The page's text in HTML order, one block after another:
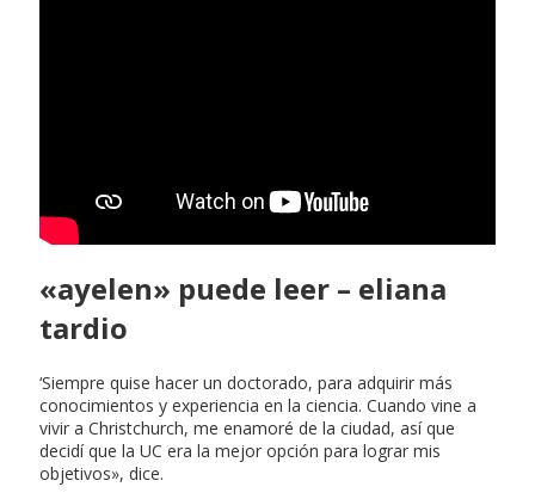
«ayelen» puede leer – eliana
tardio
‘Siempre quise hacer un doctorado, para adquirir más
conocimientos y experiencia en la ciencia. Cuando vine a
vivir a Christchurch, me enamoré de la ciudad, así que
decidí que la UC era la mejor opción para lograr mis
objetivos», dice.